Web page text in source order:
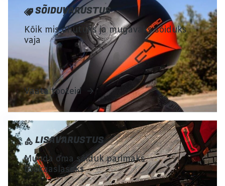
SÕIDUVARUSTUS
Kõik mis ohutuks ja mugavaks sõiduks
vaja
Vaata tooteid
LISAVARUSTUS
Muuda oma sõiduk parimaks
töökaaslaseks